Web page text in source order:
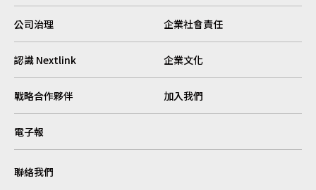
公司治理 企業社會責任
認識 Nextlink 企業文化
戰略合作夥伴 加入我們
電子報
聯絡我們